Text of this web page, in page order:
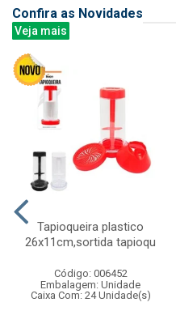
Confira as Novidades
Veja mais
Tapioqueira plastico
26x11cm,sortida tapioqu
Código: 006452
Embalagem: Unidade
Caixa Com: 24 Unidade(s)